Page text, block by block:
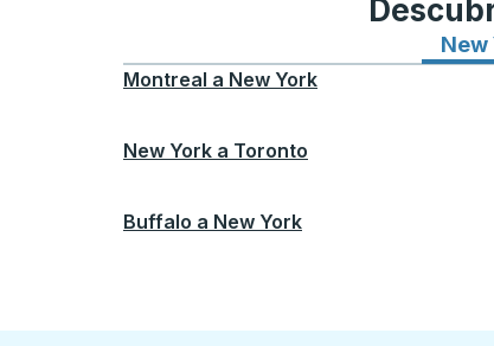
New
Montreal a New York
New York a Toronto
Buffalo a New York